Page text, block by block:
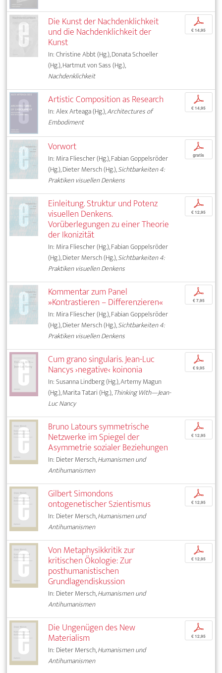
Die Kunst der Nachdenklichkeit
und die Nachdenklichkeit der
Kunst
In: Christine Abbt (Hg.), Donata Schoeller
(Hg.), Hartmut von Sass (Hg.),
Nachdenklichkeit
p
€ 14,95
Artistic Composition as Research
In: Alex Arteaga (Hg.),Architectures of
Embodiment
p
€ 14,95
Vorwort
In: Mira Fliescher (Hg.), Fabian Goppelsröder
(Hg.), Dieter Mersch (Hg.),Sichtbarkeiten 4:
Praktiken visuellen Denkens
p
gratis
Einleitung. Struktur und Potenz
visuellen Denkens.
Vorüberlegungen zu einer Theorie
der Ikonizität
In: Mira Fliescher (Hg.), Fabian Goppelsröder
(Hg.), Dieter Mersch (Hg.),Sichtbarkeiten 4:
Praktiken visuellen Denkens
p
€ 12,95
Kommentar zum Panel
»Kontrastieren – Differenzieren«
In: Mira Fliescher (Hg.), Fabian Goppelsröder
(Hg.), Dieter Mersch (Hg.),Sichtbarkeiten 4:
Praktiken visuellen Denkens
p
€ 7,95
Cum grano singularis. Jean-Luc
Nancys ›negative‹ koinonia
In: Susanna Lindberg (Hg.), Artemy Magun
(Hg.), Marita Tatari (Hg.),Thinking With—Jean-
Luc Nancy
p
€ 9,95
Bruno Latours symmetrische
Netzwerke im Spiegel der
Asymmetrie sozialer Beziehungen
In: Dieter Mersch,Humanismen und
Antihumanismen
p
€ 12,95
Gilbert Simondons
ontogenetischer Szientismus
In: Dieter Mersch,Humanismen und
Antihumanismen
p
€ 12,95
Von Metaphysikkritik zur
kritischen Ökologie: Zur
posthumanistischen
Grundlagendiskussion
In: Dieter Mersch,Humanismen und
Antihumanismen
p
€ 12,95
Die Ungenügen des New
Materialism
In: Dieter Mersch,Humanismen und
Antihumanismen
p
€ 12,95